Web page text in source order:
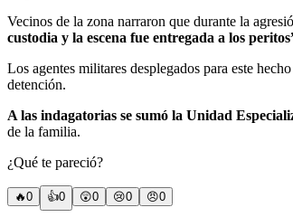
Vecinos de la zona narraron que durante la
custodia y la escena fue entregada a los
Los agentes militares desplegados para este
detención.
A las indagatorias se sumó la Unidad
de la familia.
¿Qué te pareció?
🔥0 👍0 😲0 😢0 😠0